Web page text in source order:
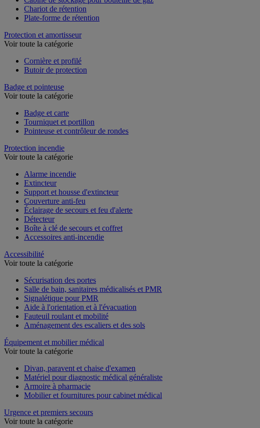
Chariot de rétention
Plate-forme de rétention
Protection et amortisseur
Voir toute la catégorie
Cornière et profilé
Butoir de protection
Badge et pointeuse
Voir toute la catégorie
Badge et carte
Tourniquet et portillon
Pointeuse et contrôleur de rondes
Protection incendie
Voir toute la catégorie
Alarme incendie
Extincteur
Support et housse d'extincteur
Couverture anti-feu
Éclairage de secours et feu d'alerte
Détecteur
Boîte à clé de secours et coffret
Accessoires anti-incendie
Accessibilité
Voir toute la catégorie
Sécurisation des portes
Salle de bain, sanitaires médicalisés et PMR
Signalétique pour PMR
Aide à l'orientation et à l'évacuation
Fauteuil roulant et mobilité
Aménagement des escaliers et des sols
Équipement et mobilier médical
Voir toute la catégorie
Divan, paravent et chaise d'examen
Matériel pour diagnostic médical généraliste
Armoire à pharmacie
Mobilier et fournitures pour cabinet médical
Urgence et premiers secours
Voir toute la catégorie